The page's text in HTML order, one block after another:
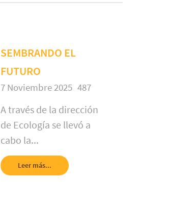
SEMBRANDO EL
FUTURO
7 Noviembre 2025 487
A través de la dirección
de Ecología se llevó a
cabo la...
Leer más...